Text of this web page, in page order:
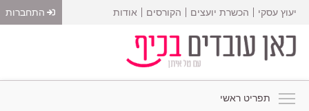
יעוץ עסקי הכשרת יועצים הקורסים אודות התחברות
תפריט ראשי